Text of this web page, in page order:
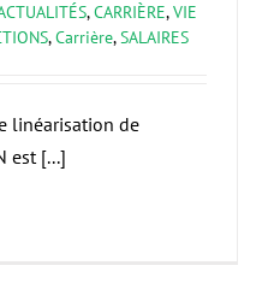
,CARRIÈRE,VIE
,Carrière,SALAIRES
linéarisation de
est [...]